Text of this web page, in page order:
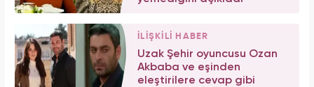
İLİŞKİLİ HABER
Uzak Şehir oyuncusu Ozan
Akbaba ve eşinden
eleştirilere cevap gibi